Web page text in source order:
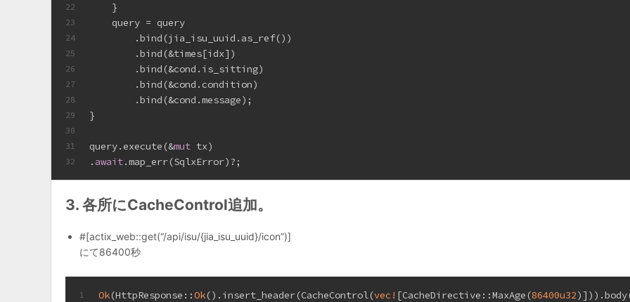
22
23
24
25
26
27
28
29
30
31
32
    }
    query = query
        .bind(jia_isu_uuid.as_ref())
        .bind(&times[idx])
        .bind(&cond.is_sitting)
        .bind(&cond.condition)
        .bind(&cond.message);
}
query.execute(&mut tx)
. await.map_err(SqlxError)?;
3. 各所にCacheControl追加。
#[actix_web::get(“/api/isu/{jia_isu_uuid}/icon”)]
にて86400秒
1 Ok(HttpResponse::Ok().insert_header(CacheControl(vec! [CacheDirective::MaxAge(86400u32